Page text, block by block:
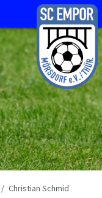
Christian Schmid